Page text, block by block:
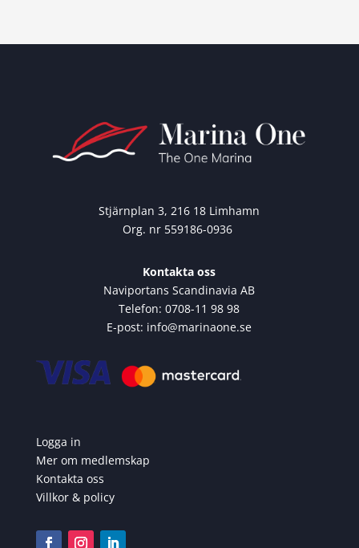
Stjärnplan 3, 216 18 Limhamn
Org. nr 559186-0936
Kontakta oss
Naviportans Scandinavia AB
Telefon: 0708-11 98 98
E-post: info@marinaone.se
Logga in
Mer om medlemskap
Kontakta oss
Villkor & policy